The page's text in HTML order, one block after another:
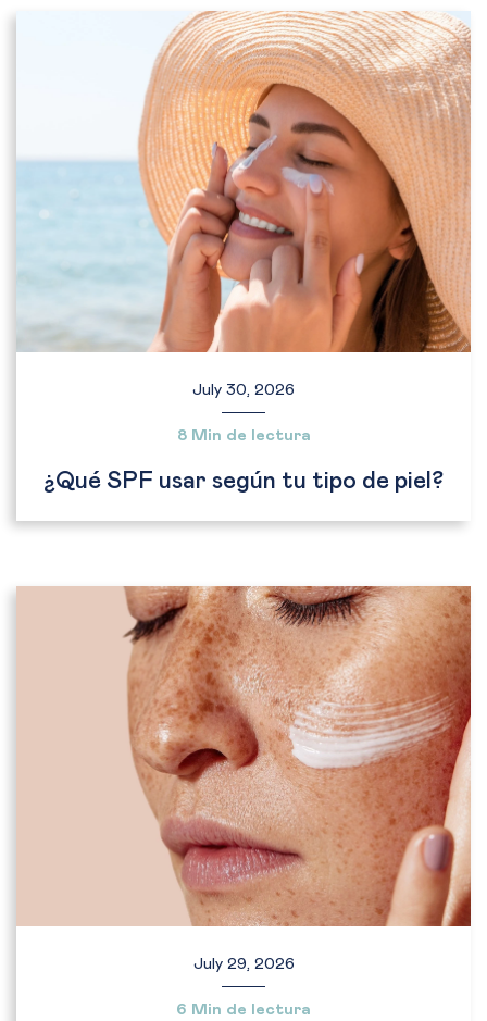
July 30, 2026
8 Min de lectura
¿Qué SPF usar según tu tipo de piel?
July 29, 2026
6 Min de lectura